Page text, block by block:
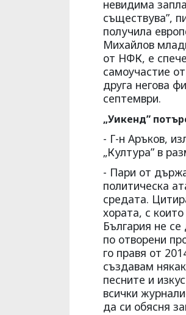
невидима
съществува”,
получила
Михайлов
от НФК, е
самоучастие
друга негова
септември.
„Уикенд”
- Г-н Аръков,
„Култура” в
- Пари от
политическа
средата.
хората, с
България не
по отворени
го правя от
създавам
песните и
всички
да си обясня